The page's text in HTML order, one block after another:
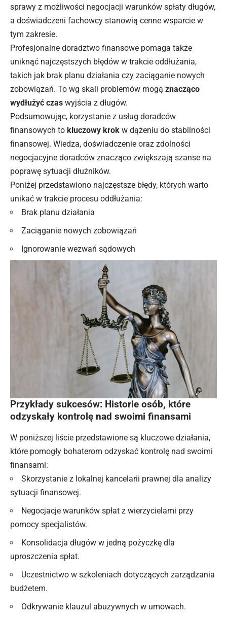
sprawy z możliwości negocjacji warunków spłaty długów,
a doświadczeni fachowcy stanowią cenne wsparcie w
tym zakresie.
Profesjonalne doradztwo finansowe pomaga także
uniknąć najczęstszych błędów w trakcie oddłużania,
takich jak brak planu działania czy zaciąganie nowych
zobowiązań. To wg skali problemów mogą znacząco
wydłużyć czas wyjścia z długów.
Podsumowując, korzystanie z usług doradców
finansowych to kluczowy krok w dążeniu do stabilności
finansowej. Wiedza, doświadczenie oraz zdolności
negocjacyjne doradców znacząco zwiększają szanse na
poprawę sytuacji dłużników.
Poniżej przedstawiono najczęstsze błędy, których warto
unikać w trakcie procesu oddłużania:
Brak planu działania
Zaciąganie nowych zobowiązań
Ignorowanie wezwań sądowych
Przykłady sukcesów: Historie osób, które
odzyskały kontrolę nad swoimi finansami
W poniższej liście przedstawione są kluczowe działania,
które pomogły bohaterom odzyskać kontrolę nad swoimi
finansami:
Skorzystanie z lokalnej kancelarii prawnej dla analizy
sytuacji finansowej.
Negocjacje warunków spłat z wierzycielami przy
pomocy specjalistów.
Konsolidacja długów w jedną pożyczkę dla
uproszczenia spłat.
Uczestnictwo w szkoleniach dotyczących zarządzania
budżetem.
Odkrywanie klauzul abuzywnych w umowach.